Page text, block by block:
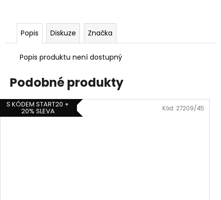
Popis Diskuze Značka
Popis produktu není dostupný
Podobné produkty
S KÓDEM START20 +
20% SLEVA Kód: 27209/45